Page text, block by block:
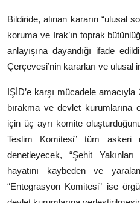
Bildiride, alınan kararın “ulusal
koruma ve Irak’ın toprak
anlayışına dayandığı ifade
Çerçevesi’nin kararları ve ulusal
IŞİD’e karşı mücadele
bırakma ve devlet kurumlarına
için üç ayrı komite
Teslim Komitesi” tüm askeri
denetleyecek, “Şehit
hayatını kaybeden ve
“Entegrasyon Komitesi” ise